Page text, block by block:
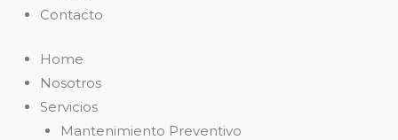
Contacto
Home
Nosotros
Servicios
Mantenimiento Preventivo